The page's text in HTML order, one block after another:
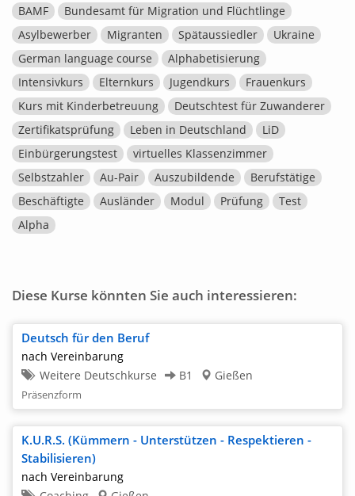
BAMF
Bundesamt für Migration und Flüchtlinge
Asylbewerber
Migranten Spätaussiedler
Ukraine
German language course
Alphabetisierung
Intensivkurs
Elternkurs Jugendkurs
Frauenkurs
Kurs mit Kinderbetreuung
Deutschtest für Zuwanderer
Zertifikatsprüfung
Leben in Deutschland
LiD
Einbürgerungstest
virtuelles Klassenzimmer
Selbstzahler
Au-Pair Auszubildende
Berufstätige
Beschäftigte
Ausländer Modul Prüfung
Test
Alpha
Diese Kurse könnten Sie auch interessieren:
Deutsch für den Beruf
nach Vereinbarung
Weitere Deutschkurse
B1 Gießen
Präsenzform
K.U.R.S. (Kümmern - Unterstützen - Respektieren -
Stabilisieren)
nach Vereinbarung